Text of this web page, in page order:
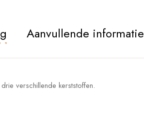
Aanvullende informatie
verschillende kerststoffen.